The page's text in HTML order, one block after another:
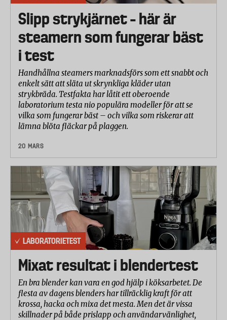
Slipp strykjärnet – här är
steamern som fungerar bäst
i test
Handhållna steamers marknadsförs som ett snabbt och
enkelt sätt att släta ut skrynkliga kläder utan
strykbräda. Testfakta har låtit ett oberoende
laboratorium testa nio populära modeller för att se
vilka som fungerar bäst – och vilka som riskerar att
lämna blöta fläckar på plaggen.
20 MARS
LABORATORIETEST
Mixat resultat i blendertest
En bra blender kan vara en god hjälp i köksarbetet. De
flesta av dagens blenders har tillräcklig kraft för att
krossa, hacka och mixa det mesta. Men det är vissa
skillnader på både prislapp och användarvänlighet,